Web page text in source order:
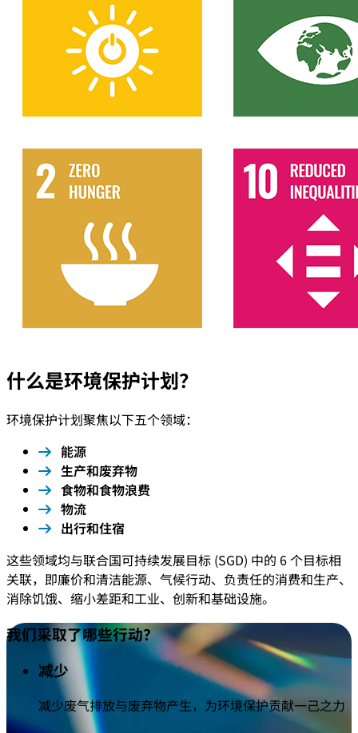
什么是环境保护计划？
环境保护计划聚焦以下五个领域：
能源
生产和废弃物
食物和食物浪费
物流
出行和住宿
这些领域均与联合国可持续发展目标 (SGD) 中的 6 个目标相
关联，即廉价和清洁能源、气候行动、负责任的消费和生产、
消除饥饿、缩小差距和工业、创新和基础设施。
我们采取了哪些行动？
减少
减少废气排放与废弃物产生，为环境保护贡献一己之力